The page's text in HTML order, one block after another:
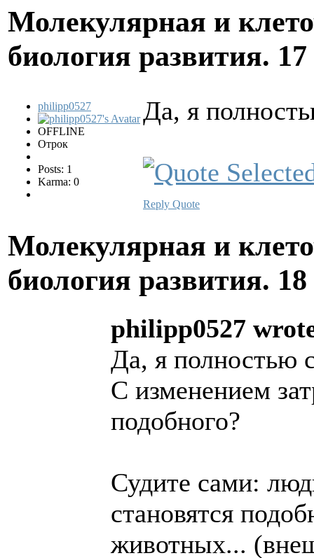
Молекулярная и
биология развития.
philipp0527
OFFLINE
Отрок
Posts: 1
Karma: 0
Да, я
Reply Quote
Молекулярная и
биология развития.
philipp0527
Да, я полностью
С изменением
подобного?
Судите сами:
становятся
животных...